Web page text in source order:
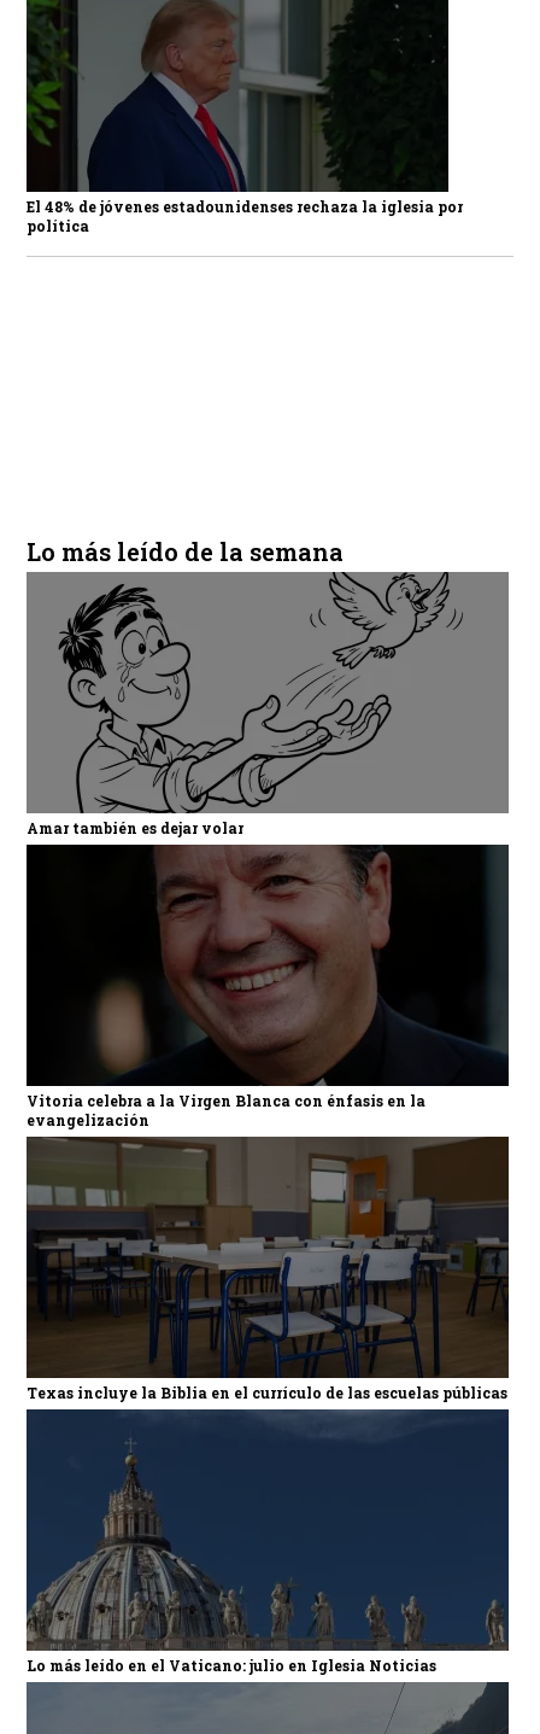
El 48% de jóvenes estadounidenses rechaza la iglesia por
política
Lo más leído de la semana
Amar también es dejar volar
Vitoria celebra a la Virgen Blanca con énfasis en la
evangelización
Texas incluye la Biblia en el currículo de las escuelas públicas
Lo más leído en el Vaticano: julio en Iglesia Noticias